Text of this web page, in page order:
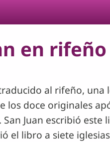
en
al rifeño, una
los doce originales
Juan escribió este
el libro a siete